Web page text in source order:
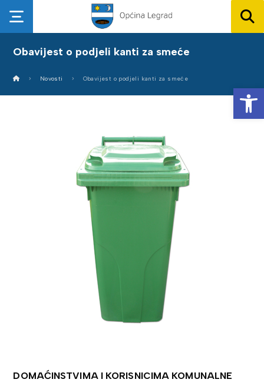
Obavijest o podjeli kanti za smeće
Novosti Obavijest o podjeli kanti za smeće
DOMAĆINSTVIMA I KORISNICIMA KOMUNALNE